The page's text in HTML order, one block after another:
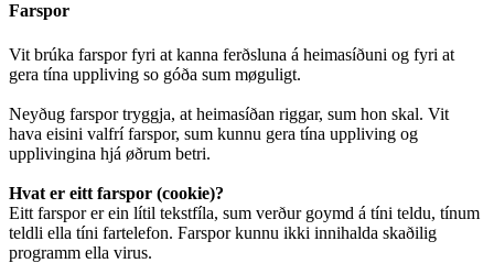
Farspor
Vit brúka farspor fyri at kanna ferðsluna á heimasíðuni og fyri at
gera tína uppliving so góða sum møguligt.
Neyðug farspor tryggja, at heimasíðan riggar, sum hon skal. Vit
hava eisini valfrí farspor, sum kunnu gera tína uppliving og
upplivingina hjá øðrum betri.
Hvat er eitt farspor (cookie)?
Eitt farspor er ein lítil tekstfíla, sum verður goymd á tíni teldu, tínum
teldli ella tíni fartelefon. Farspor kunnu ikki innihalda skaðilig
programm ella virus.